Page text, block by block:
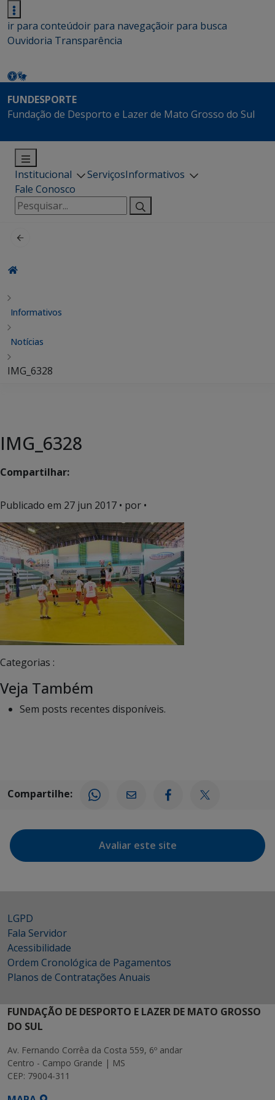
ir para conteúdoir para navegaçãoir para busca
Ouvidoria Transparência
FUNDESPORTE
Fundação de Desporto e Lazer de Mato Grosso do Sul
Institucional ServiçosInformativos
Fale Conosco
Pesquisar
por:
Informativos
Notícias
IMG_6328
IMG_6328
Compartilhar:
Publicado em 27 jun 2017 • por •
Categorias :
Veja Também
Sem posts recentes disponíveis.
Compartilhe:
Avaliar este site
LGPD
Fala Servidor
Acessibilidade
Ordem Cronológica de Pagamentos
Planos de Contratações Anuais
FUNDAÇÃO DE DESPORTO E LAZER DE MATO GROSSO
DO SUL
Av. Fernando Corrêa da Costa 559, 6º andar
Centro - Campo Grande | MS
CEP: 79004-311